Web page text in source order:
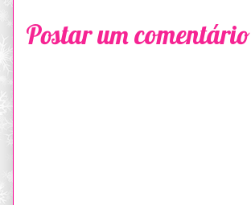
Postar um comentário